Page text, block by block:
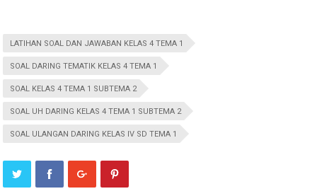
LATIHAN SOAL DAN JAWABAN KELAS 4 TEMA 1
SOAL DARING TEMATIK KELAS 4 TEMA 1
SOAL KELAS 4 TEMA 1 SUBTEMA 2
SOAL UH DARING KELAS 4 TEMA 1 SUBTEMA 2
SOAL ULANGAN DARING KELAS IV SD TEMA 1